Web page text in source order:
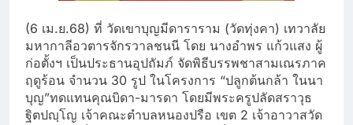
(6 เม.ย.68) ที่ วัดเขาบุญมีดาราราม (วัดทุ่งคา) เทวาลัย
มหากาลีอวตารจักรวาลชนนี โดย นางอำพร แก้วแสง ผู้
ก่อตั้งฯ เป็นประธานอุปถัมภ์ จัดพิธีบรรพชาสามเณรภาค
ฤดูร้อน จำนวน 30 รูป ในโครงการ “ปลูกต้นกล้า ในนา
บุญ”ทดแทนคุณบิดา-มารดา โดยมีพระครูปลัดสราวุธ
ฐิตปญฺโญ เจ้าคณะตำบลหนองปรือ เขต 2 เจ้าอาวาสวัด